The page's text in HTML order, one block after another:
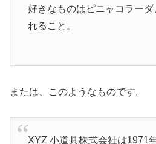
好きなものはピニャコラー
れること。
または、このようなものです。
XYZ 小道具株式会社は1971